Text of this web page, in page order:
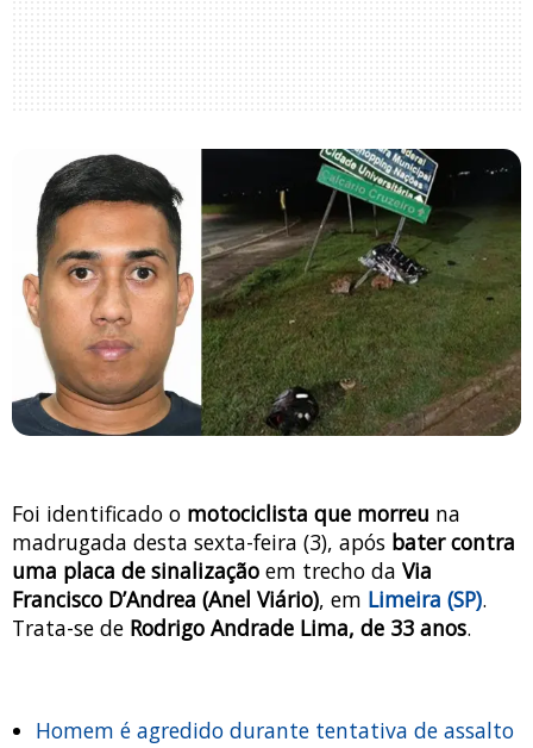
Foi identificado o motociclista que morreu na
madrugada desta sexta-feira (3), após bater contra
uma placa de sinalização em trecho da Via
Francisco D’Andrea (Anel Viário), em Limeira (SP).
Trata-se de Rodrigo Andrade Lima, de 33 anos.
Homem é agredido durante tentativa de assalto